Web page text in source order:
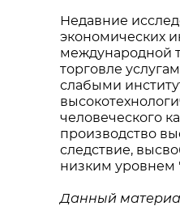
Недавние
экономических
международной
торговле
слабыми
человеческого
производство
следствие,
низким уровнем
Данный